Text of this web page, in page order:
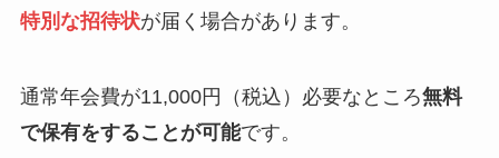
特別な招待状が届く場合があります。
通常年会費が11,000円（税込）必要なところ無料
で保有をすることが可能です。